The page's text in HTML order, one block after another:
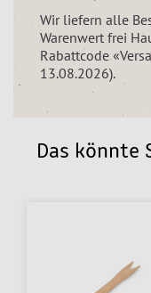
Wir liefern alle
Warenwert frei
Rabattcode
13.08.2026).
Das